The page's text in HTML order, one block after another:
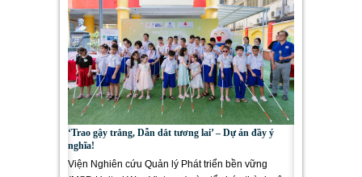
‘Trao gậy trắng, Dẫn dắt tương lai’ – Dự án đầy ý
nghĩa!
Viện Nghiên cứu Quản lý Phát triển bền vững